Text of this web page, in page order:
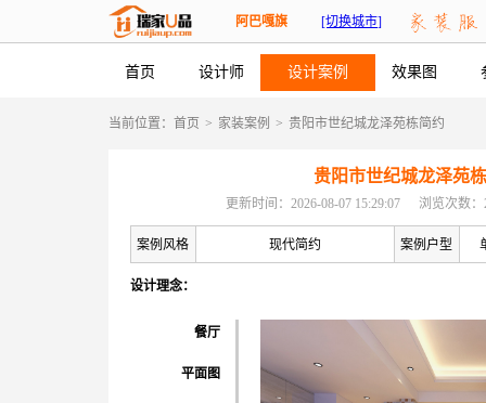
阿巴嘎旗 [切换城市]
首页 设计师 设计案例 效果图
当前位置： 首页 > 家装案例 > 贵阳市世纪城龙泽苑栋简约
贵阳市世纪城龙泽苑
更新时间：2026-08-07 15:29:07 浏览次数：
案例风格 现代简约 案例户型
设计理念：
餐厅
平面图